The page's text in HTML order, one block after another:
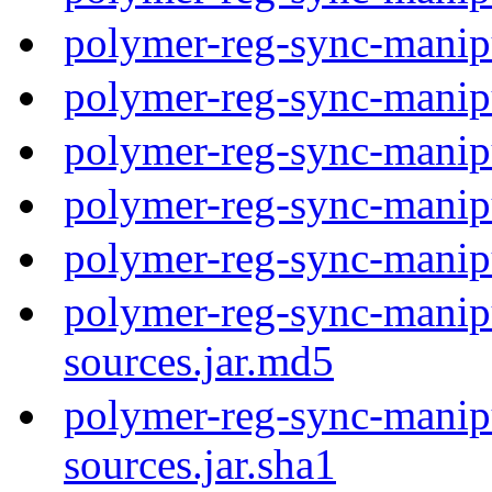
polymer-reg-sync-
polymer-reg-sync-
polymer-reg-sync-
polymer-reg-sync-
polymer-reg-sync-
polymer-reg-sync-
sources.jar.md5
polymer-reg-sync-
sources.jar.sha1